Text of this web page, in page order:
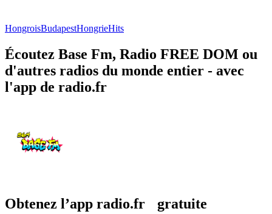
HongroisBudapestHongrieHits
Écoutez Base Fm, Radio FREE DOM ou
d'autres radios du monde entier - avec
l'app de radio.fr
Obtenez l’app radio.fr gratuite